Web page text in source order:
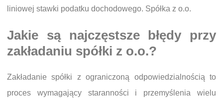
liniowej stawki podatku dochodowego. Spółka z o.o.
Jakie są najczęstsze błędy przy
zakładaniu spółki z o.o.?
Zakładanie spółki z ograniczoną odpowiedzialnością to
proces wymagający staranności i przemyślenia wielu